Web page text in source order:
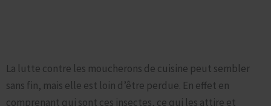
La lutte contre les moucherons de cuisine peut sembler
sans fin, mais elle est loin d’être perdue. En effet en
comprenant qui sont ces insectes, ce qui les attire et